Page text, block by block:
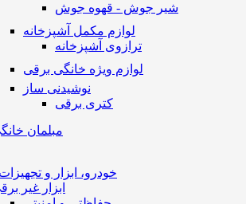
شیر جوش - قهوه جوش
لوازم مکمل آشپزخانه
ترازوی آشپزخانه
لوازم ویژه خانگی برقی
نوشیدنی ساز
کتری برقی
مبلمان
خودرو، ابزار و
ابزار غیر